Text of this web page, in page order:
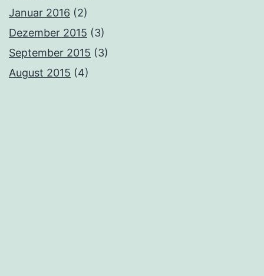
Januar 2016 (2)
Dezember 2015 (3)
September 2015 (3)
August 2015 (4)